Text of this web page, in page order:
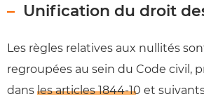
Unification du droit
Les règles relatives aux nullités
regroupées au sein du Code civil,
dans les articles 1844-10 et